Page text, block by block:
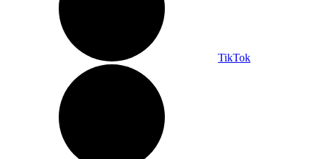
TikTok